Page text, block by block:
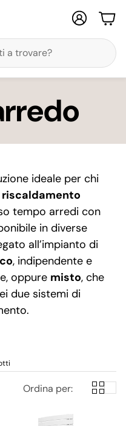
Account
ideale per chi
riscaldamento
tempo arredi con
in diverse
all’impianto di
, indipendente e
oppure misto, che
due sistemi di
Ordina per: